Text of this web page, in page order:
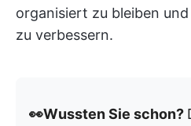
organisiert zu bleiben
zu verbessern.
👀Wussten Sie schon?